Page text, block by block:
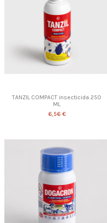
TANZIL COMPACT insecticida 250
ML
6,56 €